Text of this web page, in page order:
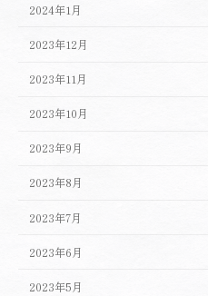
2024年1月
2023年12月
2023年11月
2023年10月
2023年9月
2023年8月
2023年7月
2023年6月
2023年5月